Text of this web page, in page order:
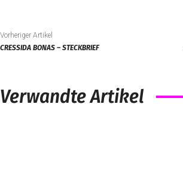
Vorheriger Artikel
CRESSIDA BONAS – STECKBRIEF
Verwandte Artikel